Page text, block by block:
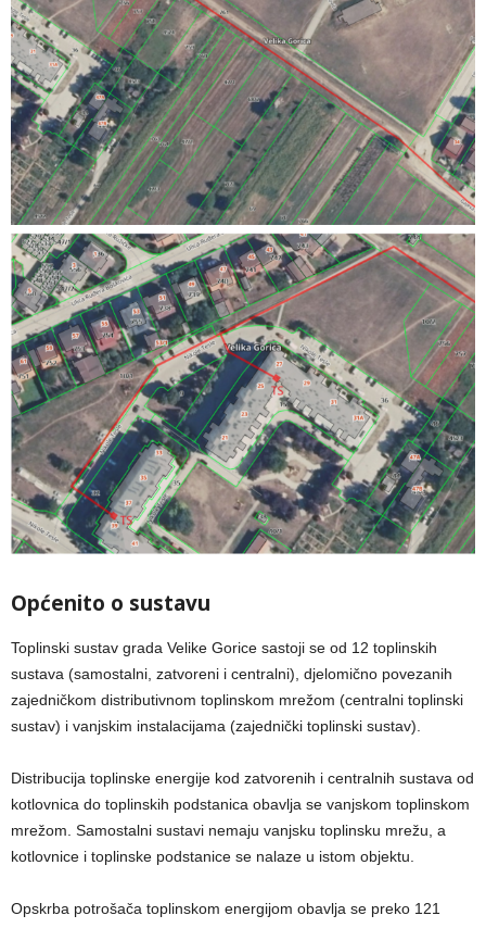
Općenito o sustavu
Toplinski sustav grada Velike Gorice sastoji se od 12 toplinskih
sustava (samostalni, zatvoreni i centralni), djelomično povezanih
zajedničkom distributivnom toplinskom mrežom (centralni toplinski
sustav) i vanjskim instalacijama (zajednički toplinski sustav).
Distribucija toplinske energije kod zatvorenih i centralnih sustava od
kotlovnica do toplinskih podstanica obavlja se vanjskom toplinskom
mrežom. Samostalni sustavi nemaju vanjsku toplinsku mrežu, a
kotlovnice i toplinske podstanice se nalaze u istom objektu.
Opskrba potrošača toplinskom energijom obavlja se preko 121